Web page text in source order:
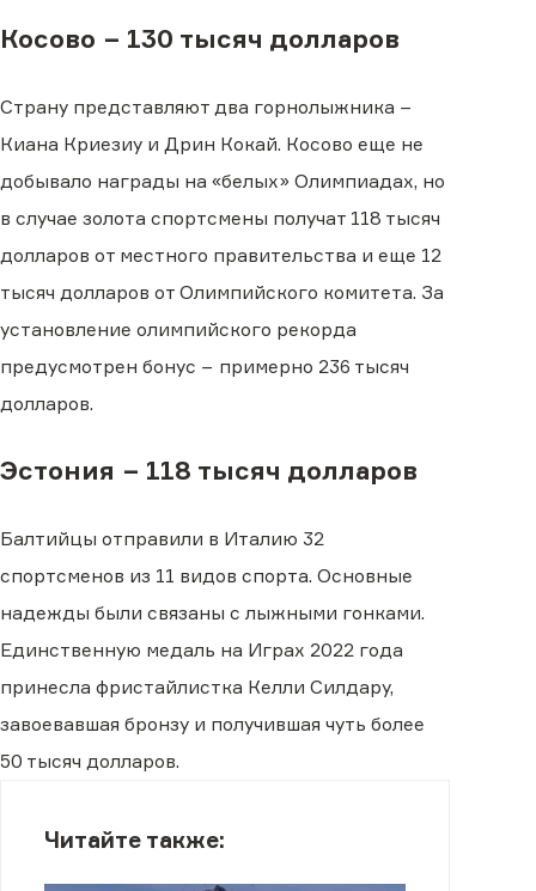
Косово − 130 тысяч долларов
Страну представляют два горнолыжника −
Киана Криезиу и Дрин Кокай. Косово еще не
добывало награды на «белых» Олимпиадах, но
в случае золота спортсмены получат 118 тысяч
долларов от местного правительства и еще 12
тысяч долларов от Олимпийского комитета. За
установление олимпийского рекорда
предусмотрен бонус − примерно 236 тысяч
долларов.
Эстония − 118 тысяч долларов
Балтийцы отправили в Италию 32
спортсменов из 11 видов спорта. Основные
надежды были связаны с лыжными гонками.
Единственную медаль на Играх 2022 года
принесла фристайлистка Келли Силдару,
завоевавшая бронзу и получившая чуть более
50 тысяч долларов.
Читайте также: